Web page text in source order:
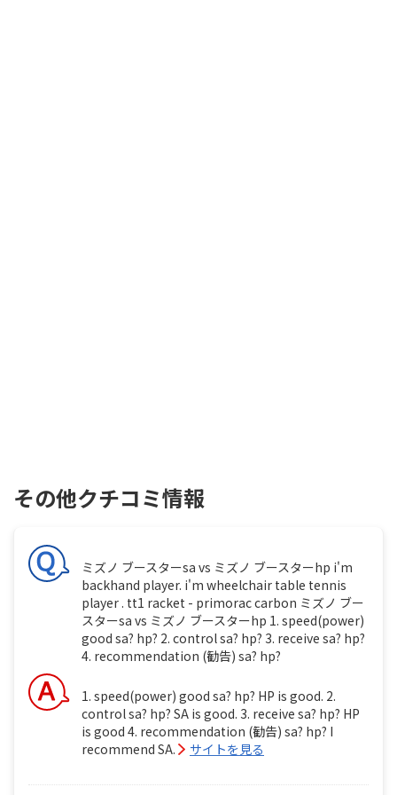
その他クチコミ情報
ミズノ ブースターsa vs ミズノ ブースターhp i'm
backhand player. i'm wheelchair table tennis
player . tt1 racket - primorac carbon ミズノ ブー
スターsa vs ミズノ ブースターhp 1. speed(power)
good sa? hp? 2. control sa? hp? 3. receive sa? hp?
4. recommendation (勧告) sa? hp?
1. speed(power) good sa? hp? HP is good. 2.
control sa? hp? SA is good. 3. receive sa? hp? HP
is good 4. recommendation (勧告) sa? hp? I
recommend SA.
サイトを見る